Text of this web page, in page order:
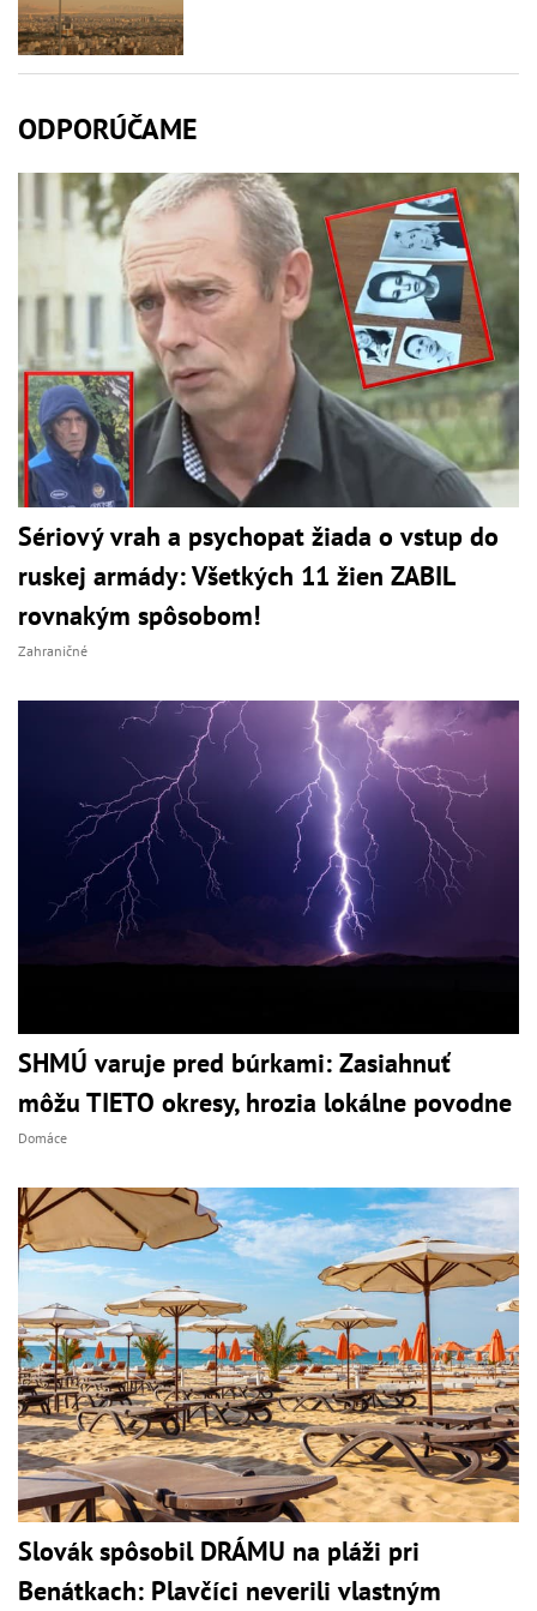
ODPORÚČAME
Sériový vrah a psychopat žiada o vstup do
ruskej armády: Všetkých 11 žien ZABIL
rovnakým spôsobom!
Zahraničné
SHMÚ varuje pred búrkami: Zasiahnuť
môžu TIETO okresy, hrozia lokálne povodne
Domáce
Slovák spôsobil DRÁMU na pláži pri
Benátkach: Plavčíci neverili vlastným